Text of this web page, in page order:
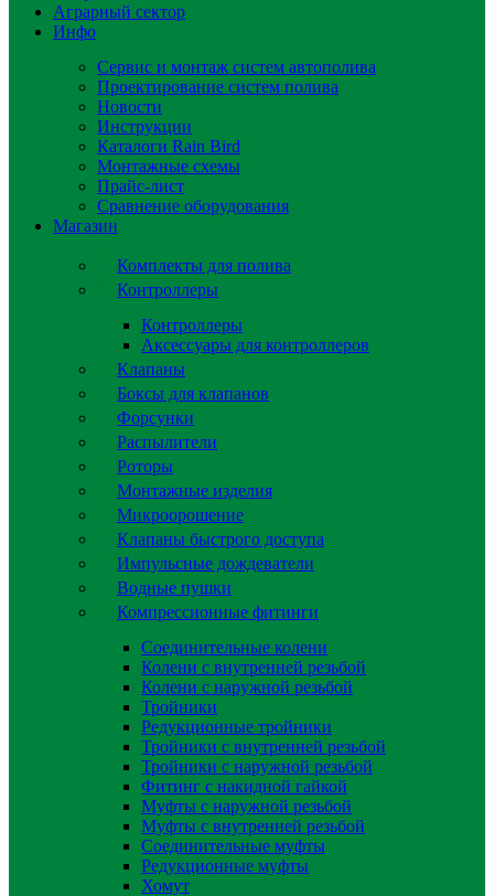
Аграрный сектор
Инфо
Сервис и монтаж систем автополива
Проектирование систем полива
Новости
Инструкции
Каталоги Rain Bird
Монтажные схемы
Прайс-лист
Сравнение оборудования
Магазин
Комплекты для полива
Контроллеры
Контроллеры
Аксессуары для контроллеров
Клапаны
Боксы для клапанов
Форсунки
Распылители
Роторы
Монтажные изделия
Микроорошение
Клапаны быстрого доступа
Импульсные дождеватели
Водные пушки
Компрессионные фитинги
Соединительные колени
Колени с внутренней резьбой
Колени с наружной резьбой
Тройники
Редукционные тройники
Тройники с внутренней резьбой
Тройники с наружной резьбой
Фитинг с накидной гайкой
Муфты с наружной резьбой
Муфты с внутренней резьбой
Соединительные муфты
Редукционные муфты
Хомут